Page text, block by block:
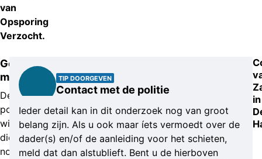
van
Opsporing
Verzocht.
Gezochte
man
De
politie
wil
die
nog
TIP DOORGEVEN
Contact met de politie
Ieder detail kan in dit onderzoek nog van groot
belang zijn. Als u ook maar íets vermoedt over de
dader(s) en/of de aanleiding voor het schieten,
meld dat dan alstublieft. Bent u de hierboven
in